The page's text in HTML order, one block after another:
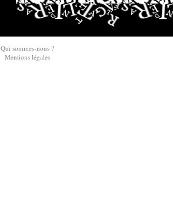
Qui sommes-nous ?
Mentions légales